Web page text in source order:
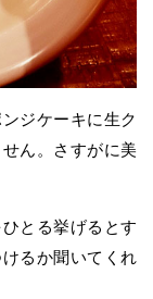
ジケーキに生ク
ん。さすがに美
とる挙げるとす
るか聞いてくれ